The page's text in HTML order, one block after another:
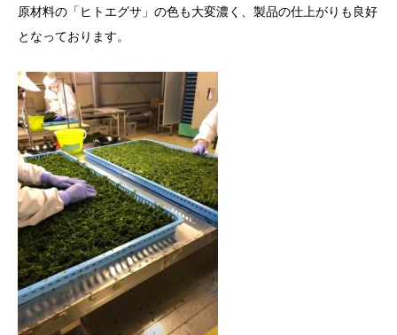
原材料の「ヒトエグサ」の色も大変濃く、製品の仕上がりも良好
となっております。